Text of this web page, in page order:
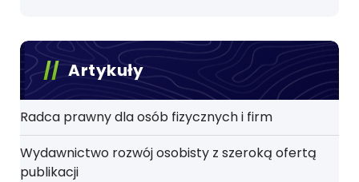
Artykuły
Radca prawny dla osób fizycznych i firm
Wydawnictwo rozwój osobisty z szeroką ofertą
publikacji